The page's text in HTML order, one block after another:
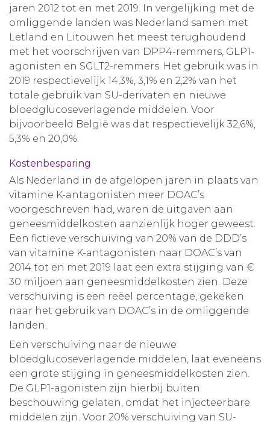
jaren 2012 tot en met 2019. In vergelijking met de
omliggende landen was Nederland samen met
Letland en Litouwen het meest terughoudend
met het voorschrijven van DPP4-remmers, GLP1-
agonisten en SGLT2-remmers. Het gebruik was in
2019 respectievelijk 14,3%, 3,1% en 2,2% van het
totale gebruik van SU-derivaten en nieuwe
bloedglucoseverlagende middelen. Voor
bijvoorbeeld België was dat respectievelijk 32,6%,
5,3% en 20,0%.
Kostenbesparing
Als Nederland in de afgelopen jaren in plaats van
vitamine K-antagonisten meer DOAC’s
voorgeschreven had, waren de uitgaven aan
geneesmiddelkosten aanzienlijk hoger geweest.
Een fictieve verschuiving van 20% van de DDD’s
van vitamine K-antagonisten naar DOAC’s van
2014 tot en met 2019 laat een extra stijging van €
30 miljoen aan geneesmiddelkosten zien. Deze
verschuiving is een reëel percentage, gekeken
naar het gebruik van DOAC’s in de omliggende
landen.
Een verschuiving naar de nieuwe
bloedglucoseverlagende middelen, laat eveneens
een grote stijging in geneesmiddelkosten zien.
De GLP1-agonisten zijn hierbij buiten
beschouwing gelaten, omdat het injecteerbare
middelen zijn. Voor 20% verschuiving van SU-